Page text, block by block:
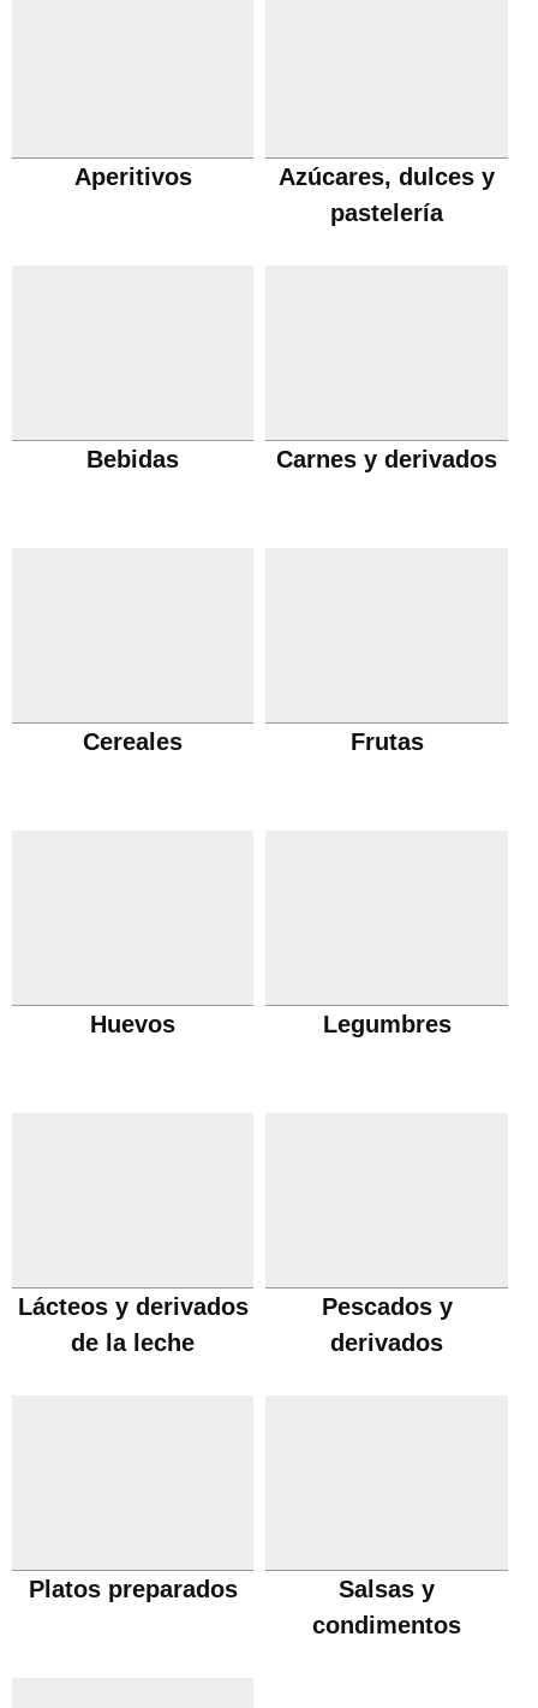
Aperitivos
Azúcares, dulces y
pastelería
Bebidas Carnes y derivados
Cereales Frutas
Huevos Legumbres
Lácteos y derivados
de la leche
Pescados y
derivados
Platos preparados
Salsas y
condimentos